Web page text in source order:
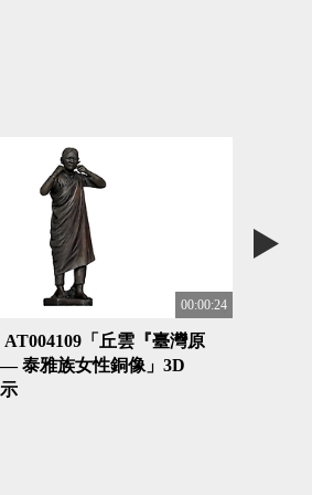
00:00:24
「丘雲『臺灣原
泰雅族女性銅像」3D